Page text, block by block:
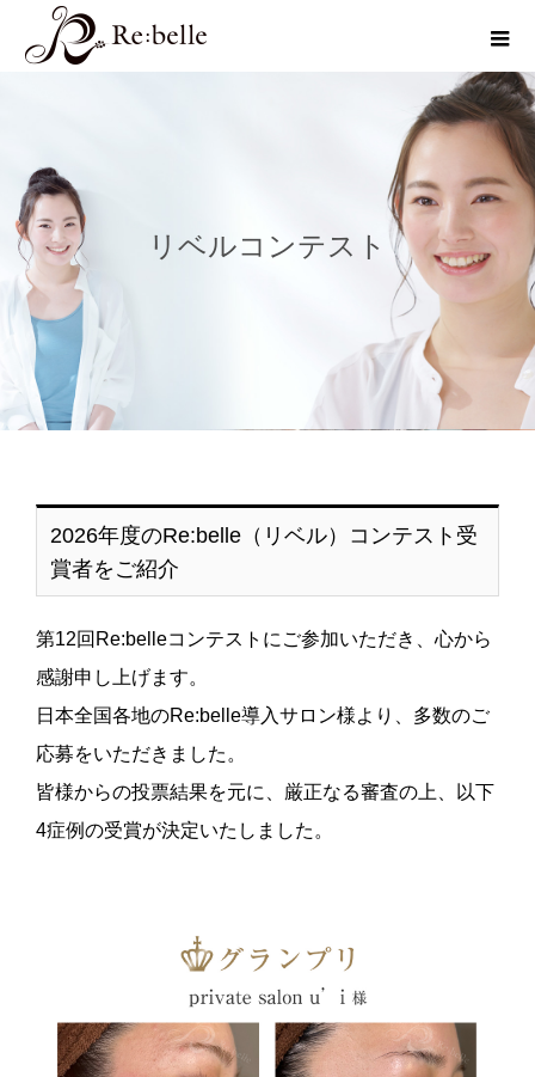
リベルコンテスト
2026年度のRe:belle（リベル）コンテスト受
賞者をご紹介
第12回Re:belleコンテストにご参加いただき、心から
感謝申し上げます。
日本全国各地のRe:belle導入サロン様より、多数のご
応募をいただきました。
皆様からの投票結果を元に、厳正なる審査の上、以下
4症例の受賞が決定いたしました。